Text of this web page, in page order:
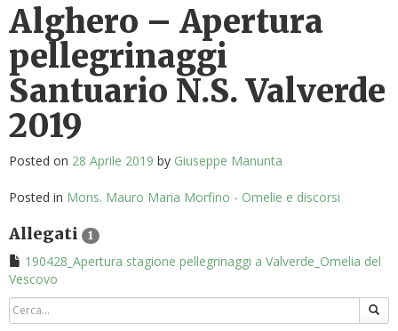
Alghero – Apertura
pellegrinaggi
Santuario N.S. Valverde
2019
Posted on 28 Aprile 2019 by Giuseppe Manunta
Posted in Mons. Mauro Maria Morfino - Omelie e discorsi
Allegati 1
190428_Apertura stagione pellegrinaggi a Valverde_Omelia del
Vescovo